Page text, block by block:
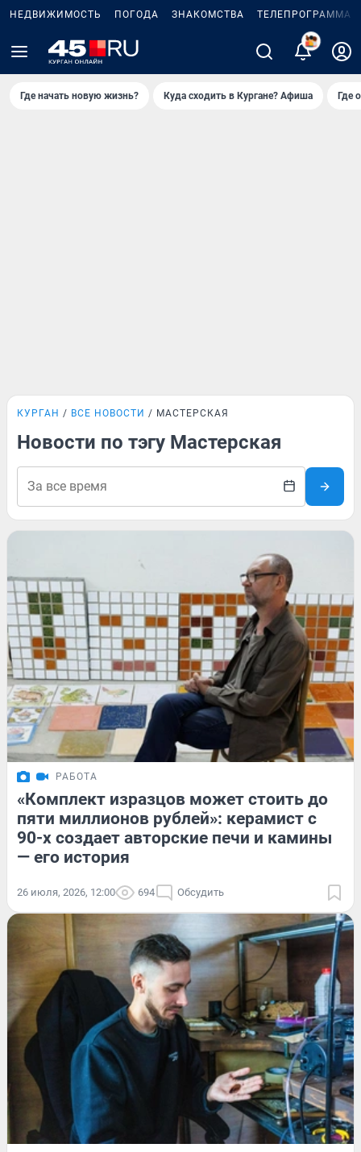
НЕДВИЖИМОСТЬ ПОГОДА ЗНАКОМСТВА ТЕЛЕПРОГРАММА
2
Где начать новую жизнь? Куда сходить в Кургане? Афиша Где
КУРГАН ВСЕ НОВОСТИ МАСТЕРСКАЯ
Новости по тэгу Мастерская
РАБОТА
«Комплект изразцов может стоить до
пяти миллионов рублей»: керамист с
90-х создает авторские печи и камины
— его история
26 июля, 2026, 12:00 694 Обсудить